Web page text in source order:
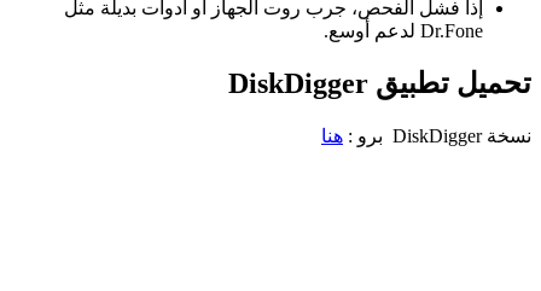
إذا فشل الفحص، جرب روت الجهاز أو أدوات بديلة مثل
Dr.Fone لدعم أوسع.
تحميل تطبيق DiskDigger
نسخة DiskDigger برو : هنا